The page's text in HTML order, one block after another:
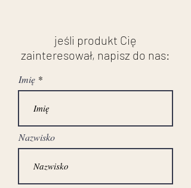
LUDWIK FILIP, ok. 1860
r.
drewno czernione
imitujące lake
stan przed renowacją
jeśli produkt Cię
zainteresował, napisz do nas:
Imię
Nazwisko